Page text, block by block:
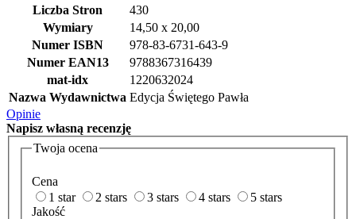
Liczba Stron
430
Wymiary
14,50 x 20,00
Numer ISBN
978-83-6731-643-9
Numer EAN13
9788367316439
mat-idx
1220632024
Nazwa Wydawnictwa Edycja Świętego Pawła
Opinie
Napisz własną recenzję
Twoja ocena
Cena
1 star
2 stars 3 stars 4 stars
5 stars
Jakość